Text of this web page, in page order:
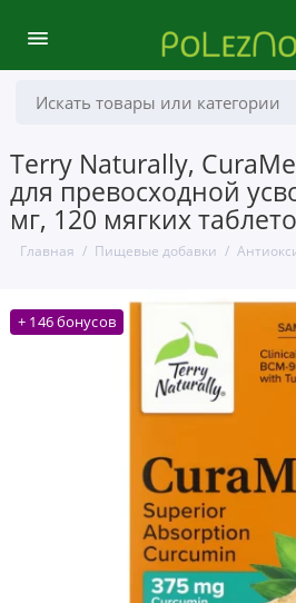
Terry Naturally,
для превосходной
мг, 120 мягких
Главная Пищевые добавки
+ 146 бонусов